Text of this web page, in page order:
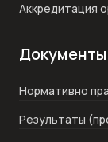
Аккредитация
Документы
Нормативно
Результаты